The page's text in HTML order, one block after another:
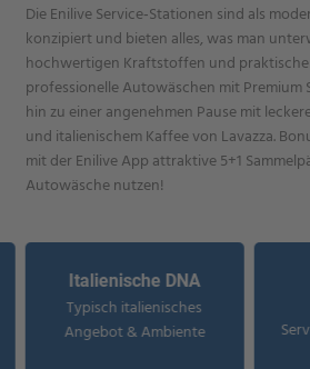
Die Enilive Service‑Stationen sind als
konzipiert und bieten alles, was man
hochwertigen Kraftstoffen und
professionelle Autowäschen mit Premium
hin zu einer angenehmen Pause mit
und italienischem Kaffee von Lavazza.
mit der Enilive App attraktive 5+1
Autowäsche nutzen!
Italienische DNA
Typisch italienisches
Angebot & Ambiente